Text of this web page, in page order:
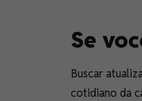
Se
Buscar
cotidiano da